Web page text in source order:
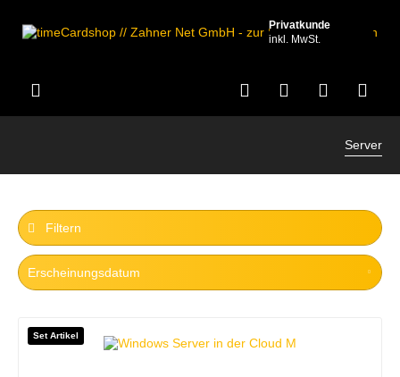
Privatkunde
inkl. MwSt.
Server
Filtern
Set Artikel